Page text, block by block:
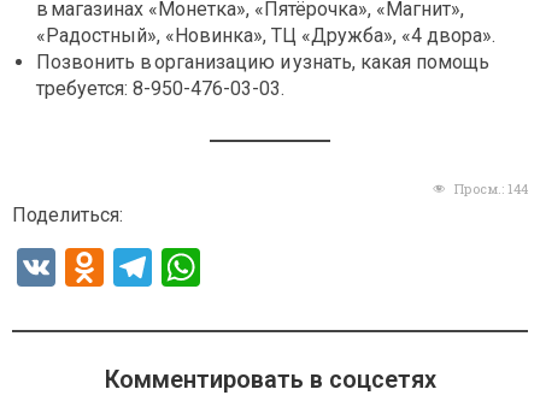
в магазинах «Монетка», «Пятёрочка», «Магнит»,
«Радостный», «Новинка», ТЦ «Дружба», «4 двора».
Позвонить в организацию и узнать, какая помощь
требуется: 8-950-476-03-03.
Просм.: 144
Поделиться:
V
O
n
o
T
e
gr
at
s
Комментировать в соцсетях